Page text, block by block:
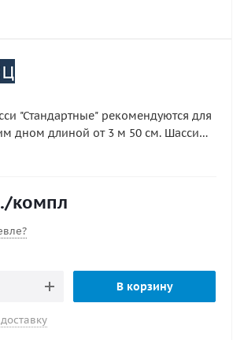
"Стандартные" рекомендуются для
дном длиной от 3 м 50 см. Шасси
колесами с капроновой
с водой. В комплект входит набор
из высококачественной
– нержавеющая сталь AISI 316.
стоек 32 мм, толщина стенки 2 мм.
фланцев 3 мм.
/компл
В корзину